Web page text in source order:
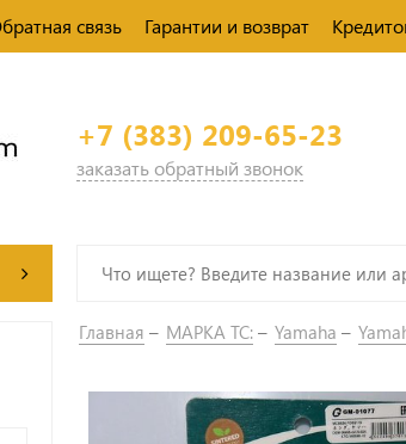
связь Гарантии и возврат
+7 (383) 209-65-23
заказать обратный звонок
Главная МАРКА ТС: Yamaha